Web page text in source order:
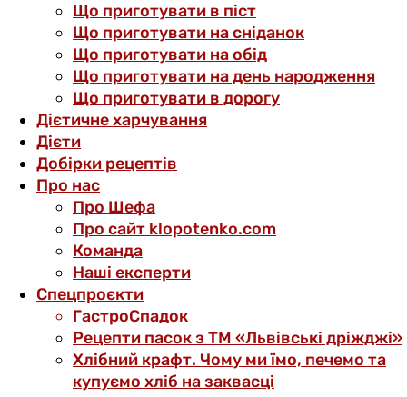
Що приготувати в піст
Що приготувати на сніданок
Що приготувати на обід
Що приготувати на день народження
Що приготувати в дорогу
Дієтичне харчування
Дієти
Добірки рецептів
Про нас
Про Шефа
Про сайт klopotenko.com
Команда
Наші експерти
Спецпроєкти
ГастроСпадок
Рецепти пасок з ТМ «Львівські дріжджі»
Хлібний крафт. Чому ми їмо, печемо та
купуємо хліб на заквасці